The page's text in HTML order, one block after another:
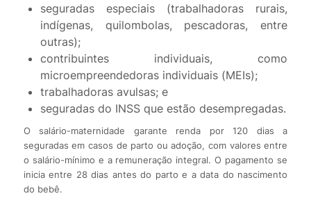
seguradas especiais (trabalhadoras rurais,
indígenas, quilombolas, pescadoras, entre
outras);
contribuintes individuais, como
microempreendedoras individuais (MEIs);
trabalhadoras avulsas; e
seguradas do INSS que estão desempregadas.
O salário-maternidade garante renda por 120 dias a
seguradas em casos de parto ou adoção, com valores entre
o salário-mínimo e a remuneração integral. O pagamento se
inicia entre 28 dias antes do parto e a data do nascimento
do bebê.